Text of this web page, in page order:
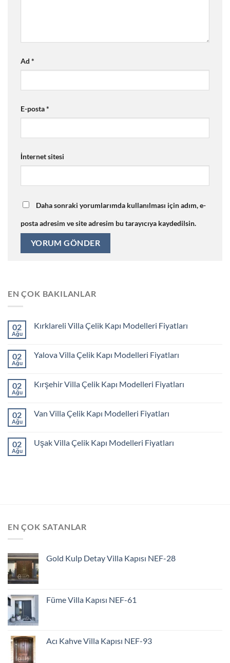
Ad *
E-posta*
İnternet sitesi
Daha sonraki yorumlarımda kullanılması için adım, e-
posta adresim ve site adresim bu tarayıcıya kaydedilsin.
EN ÇOK BAKILANLAR
02
Ağu
Kırklareli Villa Çelik Kapı Modelleri Fiyatları
02
Ağu
Yalova Villa Çelik Kapı Modelleri Fiyatları
02
Ağu
Kırşehir Villa Çelik Kapı Modelleri Fiyatları
02
Ağu
Van Villa Çelik Kapı Modelleri Fiyatları
02
Ağu
Uşak Villa Çelik Kapı Modelleri Fiyatları
EN ÇOK SATANLAR
Gold Kulp Detay Villa Kapısı NEF-28
Füme Villa Kapısı NEF-61
Acı Kahve Villa Kapısı NEF-93